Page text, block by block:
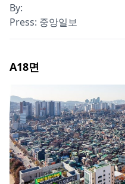
By:
Press: 중앙일보
A18면